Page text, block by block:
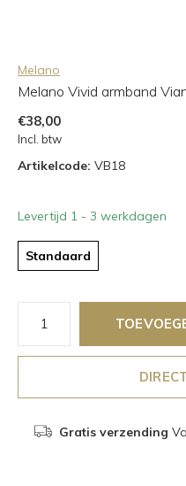
Melano
Melano Vivid armband
€38,00
Incl. btw
Artikelcode: VB18
Levertijd 1 - 3 werkdagen
Standaard
Gratis verzending